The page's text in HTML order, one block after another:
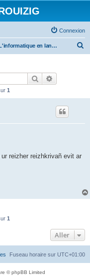
Connexion
L'informatique en langues régionales et minoritaires
Rechercher
1
reizher reizhkrivañ evit ar
1
Aller
Fuseau horaire sur UTC+01:00
© phpBB Limited